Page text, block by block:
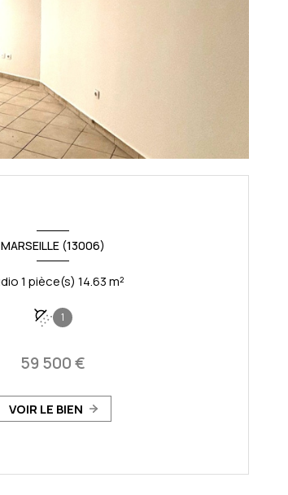
MARSEILLE (13006)
Studio 1 pièce(s) 14.63 m²
1
59 500 €
VOIR LE BIEN